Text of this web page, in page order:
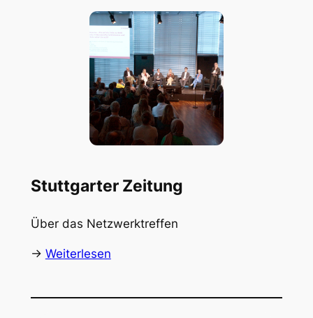
Stuttgarter Zeitung
Über das Netzwerktreffen
-> Weiterlesen